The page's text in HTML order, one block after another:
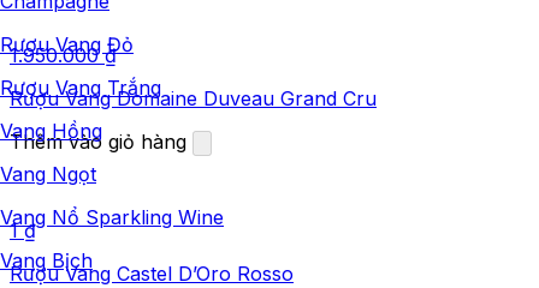
Rượu Vang Đỏ
Rượu Vang Trắng
Vang Hồng
Vang Ngọt
Vang Nổ Sparkling Wine
Vang Bịch
1.950.000₫
Rượu Vang Domaine Duveau Grand Cru
Thêm vào giỏ hàng
1₫
Rượu Vang Castel D’Oro Rosso